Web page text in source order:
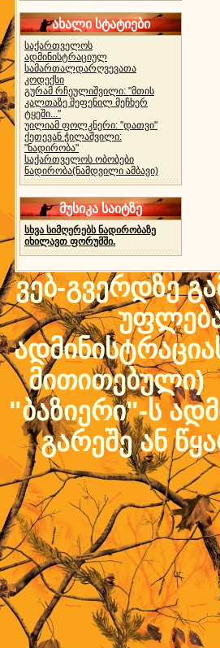
ახალი სტატიები
საქართველოს
ადმინისტრაციულ
სამართალდარღვევათა
კოდექსი
გურამ რჩეულიშვილი: "მთის
კალთაზე შეფენილ მეჩხერ
ტყეში..."
უილიამ ფოლკნერი: "დათვი"
ქეთევან ჭილაშვილი:
"ნადირობა"
საქართველოს ობობები
ნადირობა(ნამდვილი ამბავი)
მუსიკა საიტზე
სხვა სიმღერებს ნადირობაზე
იხილავთ ფორუმში.
ვებ-გვერდზე
უფლება
მითითებული)
"ბაზიერი"-ს
გარეშე ან